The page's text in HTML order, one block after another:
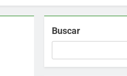
Buscar